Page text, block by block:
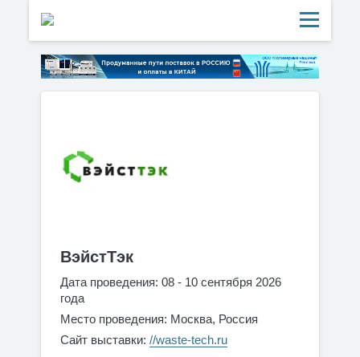
ВэйстТэк
Дата проведения: 08 - 10 сентября 2026
года
Место проведения: Москва, Россия
Сайт выставки: //waste-tech.ru